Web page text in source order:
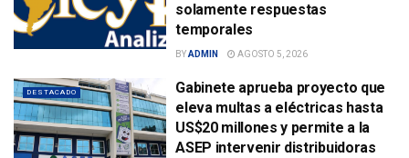
solamente respuestas
temporales
BYADMIN AGOSTO 5, 2026
DESTACADO
Gabinete aprueba proyecto que
eleva multas a eléctricas hasta
US$20 millones y permite a la
ASEP intervenir distribuidoras